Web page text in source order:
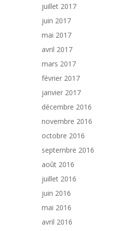
juillet 2017
juin 2017
mai 2017
avril 2017
mars 2017
février 2017
janvier 2017
décembre 2016
novembre 2016
octobre 2016
septembre 2016
août 2016
juillet 2016
juin 2016
mai 2016
avril 2016